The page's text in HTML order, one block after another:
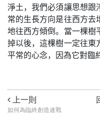
淨土，我們必須讓思想跟
常的生長方向是往西方去
地往西方傾倒。當一棵樹
掉以後，這棵樹一定往東
平常的心念，因為它對臨
上一則
如何為臨終創造速戰